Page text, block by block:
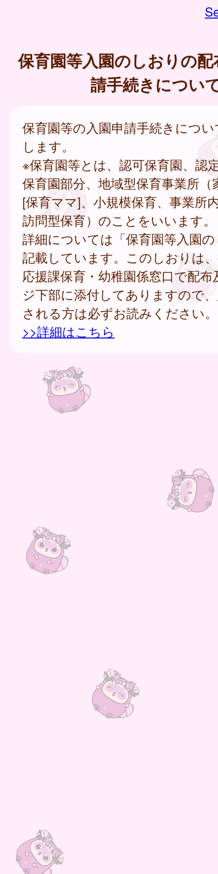
保育園等入園のしおりの
請手続きについ
保育園等の入園申請手続きにつ
します。
※保育園等とは、認可保育園、認
保育園部分、地域型保育事業所（
[保育ママ]、小規模保育、事業所
訪問型保育）のことをいいます。
詳細については「保育園等入園
記載しています。このしおりは
応援課保育・幼稚園係窓口で配布
ジ下部に添付してありますので
される方は必ずお読みください。
>>詳細はこちら